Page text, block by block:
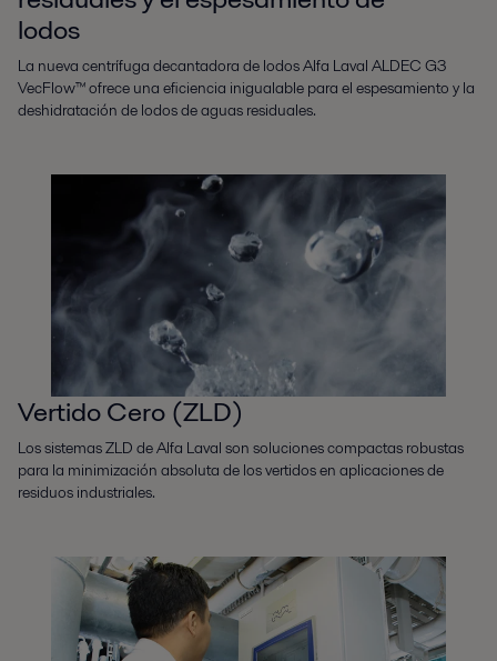
lodos
La nueva centrífuga decantadora de lodos Alfa Laval ALDEC G3
VecFlow™ ofrece una eficiencia inigualable para el espesamiento y la
deshidratación de lodos de aguas residuales.
Vertido Cero (ZLD)
Los sistemas ZLD de Alfa Laval son soluciones compactas robustas
para la minimización absoluta de los vertidos en aplicaciones de
residuos industriales.